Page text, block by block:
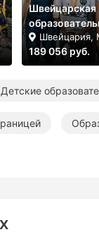
Швейцарская
Швейцария,
189 056 руб.
Детские